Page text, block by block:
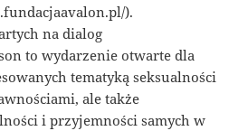
).
na dialog
to wydarzenie otwarte dla
tematyką seksualności
ale także
i przyjemności samych w